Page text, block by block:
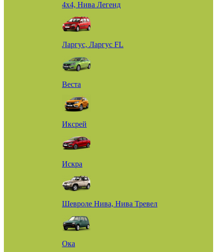
4х4, Нива Легенд
Ларгус, Ларгус FL
Веста
Иксрей
Искра
Шевроле Нива, Нива Тревел
Ока